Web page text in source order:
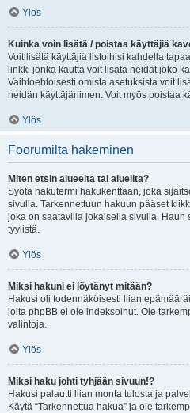
Ylös
Kuinka voin lisätä / poistaa käyttäjiä
Voit lisätä käyttäjiä listoihisi kahdella
linkki jonka kautta voit lisätä heidät joko
Vaihtoehtoisesti omista asetuksista voit
heidän käyttäjänimen. Voit myös poistaa
Ylös
Foorumilta hakeminen
Miten etsin alueelta tai alueilta?
Syötä hakutermi hakukenttään, joka
sivulla. Tarkennettuun hakuun pääset
joka on saatavilla jokaisella sivulla. Haun
tyylistä.
Ylös
Miksi hakuni ei löytänyt mitään?
Hakusi oli todennäköisesti liian
joita phpBB ei ole indeksoinut. Ole
valintoja.
Ylös
Miksi haku johti tyhjään sivuun!?
Hakusi palautti liian monta tulosta ja
Käytä “Tarkennettua hakua” ja ole